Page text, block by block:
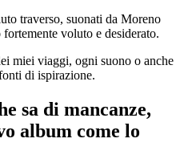
traverso, suonati da Moreno
voluto e desiderato.
miei viaggi, ogni suono o anche
di ispirazione.
sa di mancanze,
album come lo